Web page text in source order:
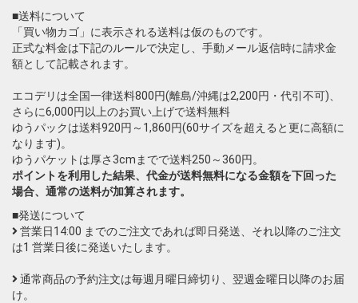
■送料について
「買い物カゴ」に表示される送料は仮のものです。
正式な料金は下記のルールで決定し、手動メール返信時に請求金
額として記載されます。
エコデリは全国一律送料800円(離島/沖縄は2,200円・代引不可)、
さらに6,000円以上のお買い上げで送料無料
ゆうパックは送料920円～1,860円(60サイズを超えると更に高額に
なります)。
ゆうパケットは厚さ3cmまでで送料250～360円。
ポイントを利用した結果、代金が送料無料になる金額を下回った
場合、通常の送料が加算されます。
■発送について
営業日14:00 までのご注文であれば即日発送、それ以降のご注文
は1 営業日後に発送いたします。
通常商品の予約注文は毎週月曜日締切り、翌週金曜日以降のお届
け。